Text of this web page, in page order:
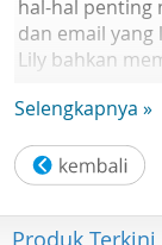
hal-hal penting
dan email yang
Lily bahkan
detak jantung,
Dengan
Anda tampil
Selengkapnya »
Produk Terkini